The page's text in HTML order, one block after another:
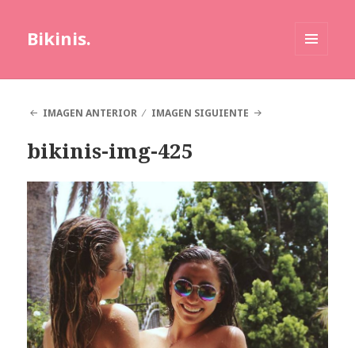
Bikinis.
IMAGEN ANTERIOR
IMAGEN SIGUIENTE
bikinis-img-425